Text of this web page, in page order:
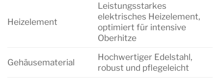
Heizelement
Leistungsstarkes
elektrisches Heizelement,
optimiert für intensive
Oberhitze
Gehäusematerial
Hochwertiger Edelstahl,
robust und pflegeleicht